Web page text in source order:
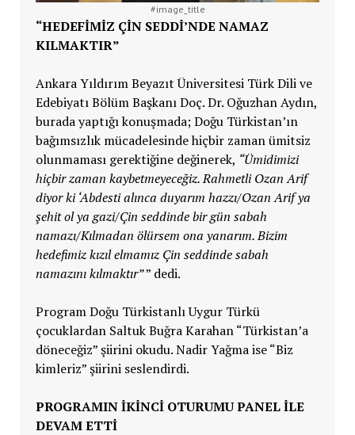
#image_title
“HEDEFİMİZ ÇİN SEDDİ’NDE NAMAZ
KILMAKTIR”
Ankara Yıldırım Beyazıt Üniversitesi Türk Dili ve
Edebiyatı Bölüm Başkanı Doç. Dr. Oğuzhan Aydın,
burada yaptığı konuşmada; Doğu Türkistan’ın
bağımsızlık mücadelesinde hiçbir zaman ümitsiz
olunmaması gerektiğine değinerek, “Ümidimizi
hiçbir zaman kaybetmeyeceğiz. Rahmetli Ozan Arif
diyor ki ‘Abdesti alınca duyarım hazzı/Ozan Arif ya
şehit ol ya gazi/Çin seddinde bir gün sabah
namazı/Kılmadan ölürsem ona yanarım. Bizim
hedefimiz kızıl elmamız Çin seddinde sabah
namazını kılmaktır”” dedi.
Program Doğu Türkistanlı Uygur Türkü
çocuklardan Saltuk Buğra Karahan “Türkistan’a
döneceğiz” şiirini okudu. Nadir Yağma ise “Biz
kimleriz” şiirini seslendirdi.
PROGRAMIN İKİNCİ OTURUMU PANEL İLE
DEVAM ETTİ